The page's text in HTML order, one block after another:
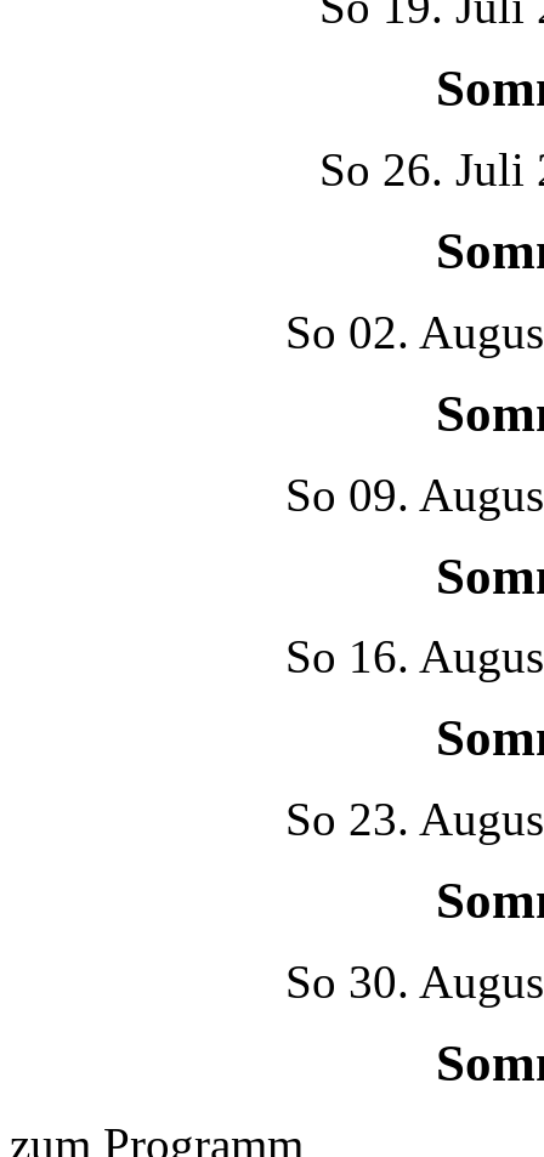
So 26. Juli
So 02.
So 09.
So 16.
So 23.
So 30.
zum Programm